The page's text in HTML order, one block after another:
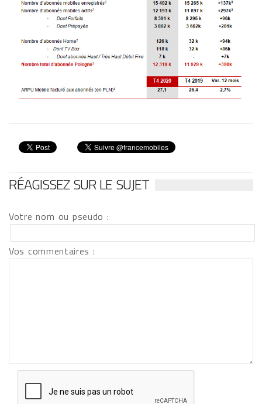
RÉAGISSEZ SUR LE SUJET
Votre nom ou pseudo :
Vos commentaires :